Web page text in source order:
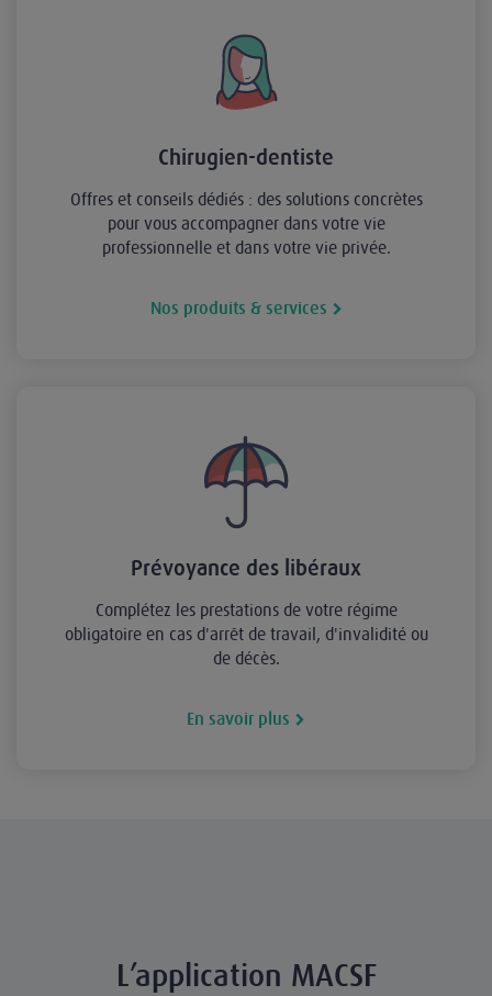
Chirugien-dentiste
Offres et conseils dédiés : des solutions concrètes
pour vous accompagner dans votre vie
professionnelle et dans votre vie privée.
Nos produits & services
Prévoyance des libéraux
Complétez les prestations de votre régime
obligatoire en cas d'arrêt de travail, d'invalidité ou
de décès.
En savoir plus
L’application MACSF